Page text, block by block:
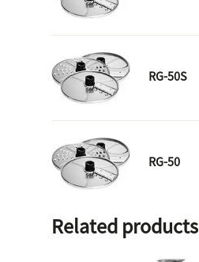
RG-50S
RG-50
Related products